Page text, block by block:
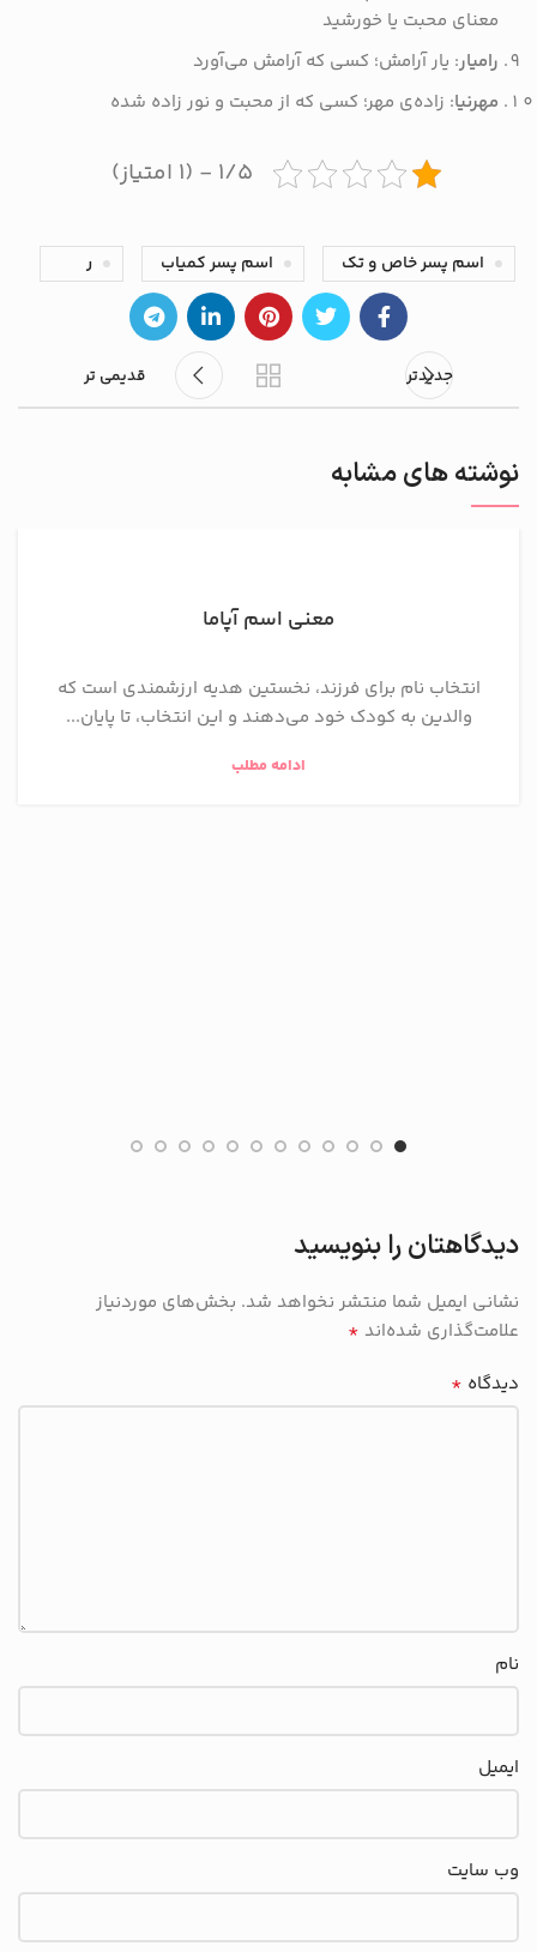
معنای محبت یا خورشید
رامیار: یار آرامش؛ کسی که آرامش می‌آورد
مهرنیا: زاده‌ی مهر؛ کسی که از محبت و نور زاده شده
۱/۵ - (۱ امتیاز)
اسم پسر خاص و تک اسم پسر کمیاب ر
جدیدتر قدیمی تر
نوشته های مشابه
معنی اسم آپاما
انتخاب نام برای فرزند، نخستین هدیه ارزشمندی است که
والدین به کودک خود می‌دهند و این انتخاب، تا پایان...
ادامه مطلب
دیدگاهتان را بنویسید
نشانی ایمیل شما منتشر نخواهد شد. بخش‌های موردنیاز
علامت‌گذاری شده‌اند *
دیدگاه *
نام
ایمیل
وب‌ سایت